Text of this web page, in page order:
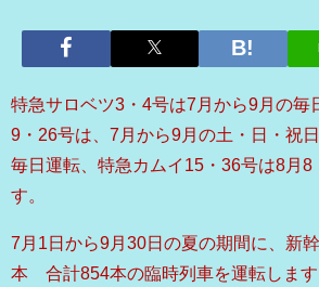
特急サロベツ3 ・ 4号は7 月から9 月の毎
9 ・ 26号は、 7 月から9 月の土・日・祝
毎日運転、特急カムイ 15 ・ 36号は8 月 8
す。
7月1日から9月30日の夏の期間に、新
本 合計854本の臨時列車を運転します